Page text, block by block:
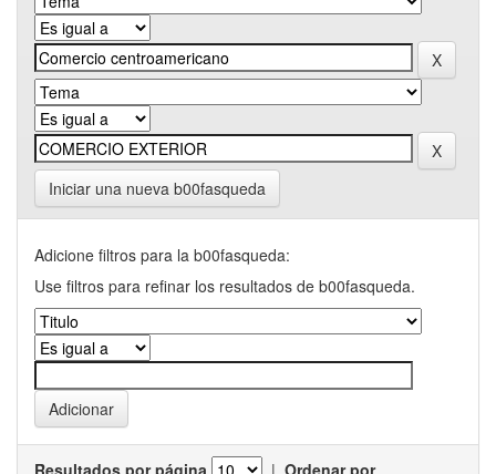
Iniciar una nueva b00fasqueda
Adicione filtros para la b00fasqueda:
Use filtros para refinar los resultados de b00fasqueda.
Resultados por página | Ordenar por